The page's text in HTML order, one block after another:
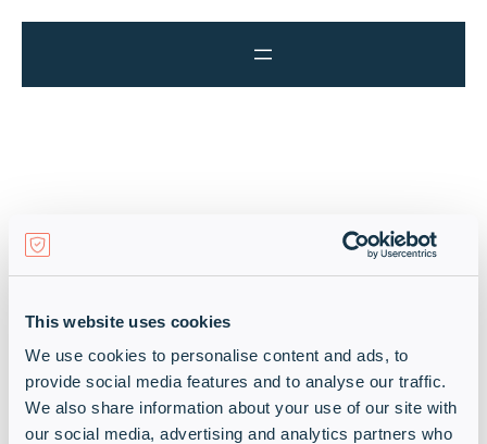
This website uses cookies
We use cookies to personalise content and ads, to
provide social media features and to analyse our traffic.
We also share information about your use of our site with
our social media, advertising and analytics partners who
menu
Microsoft Partner werden